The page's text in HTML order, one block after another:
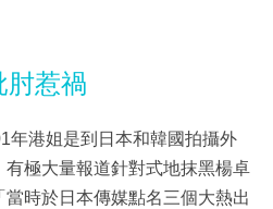
肘惹禍
年港姐是到日本和韓國拍攝外
極大量報道針對式地抹黑楊卓
時於日本傳媒點名三個大熱出